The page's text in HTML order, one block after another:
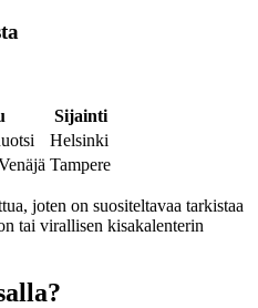
Sijainti
Helsinki
Tampere
joten on suositeltavaa tarkistaa
tai virallisen kisakalenterin